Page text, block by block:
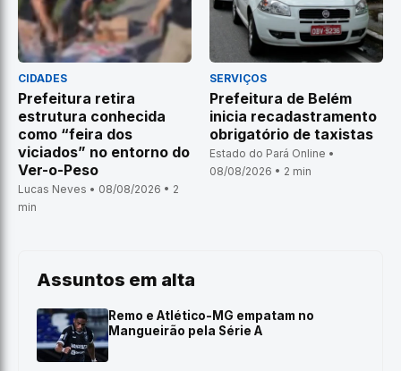
CIDADES
Prefeitura retira
estrutura conhecida
como “feira dos
viciados” no entorno do
Ver-o-Peso
Lucas Neves • 08/08/2026 • 2
min
SERVIÇOS
Prefeitura de Belém
inicia recadastramento
obrigatório de taxistas
Estado do Pará Online •
08/08/2026 • 2 min
Assuntos em alta
Remo e Atlético-MG empatam no
Mangueirão pela Série A